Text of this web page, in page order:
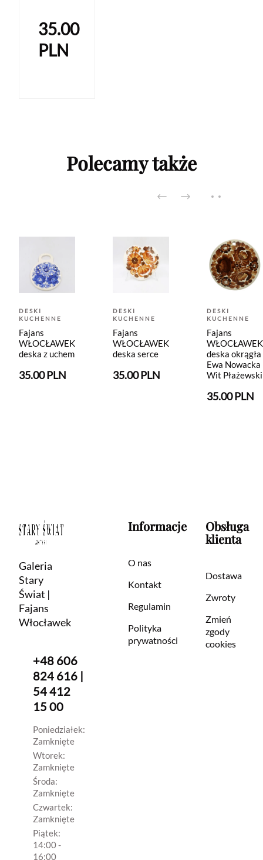
35.00
PLN
Polecamy także
DESKI
KUCHENNE
Fajans
WŁOCŁAWEK
deska z uchem
35.00 PLN
DESKI
KUCHENNE
Fajans
WŁOCŁAWEK
deska serce
35.00 PLN
DESKI
KUCHENNE
Fajans
WŁOCŁAWEK
deska okrągła
Ewa Nowacka
Wit Płażewski
35.00 PLN
Galeria
Stary
Świat |
Fajans
Włocławek
+48 606
824 616 |
54 412
15 00
Poniedziałek:
Zamknięte
Wtorek:
Zamknięte
Środa:
Zamknięte
Czwartek:
Zamknięte
Piątek:
14:00 -
16:00
Informacje
O nas
Kontakt
Regulamin
Polityka
prywatności
Obsługa
klienta
Dostawa
Zwroty
Zmień
zgody
cookies